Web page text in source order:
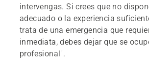
intervengas. Si crees que no
adecuado o la experiencia
trata de una emergencia que
inmediata, debes dejar que se
profesional".